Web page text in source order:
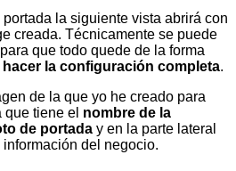
la siguiente vista abrirá con
creada. Técnicamente se puede
que todo quede de la forma
la configuración completa.
de la que yo he creado para
que tiene el nombre de la
de portada y en la parte lateral
del negocio.